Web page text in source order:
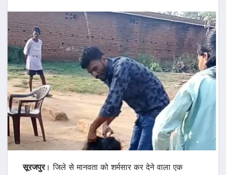
सूरजपुर। जिले से मानवता को शर्मसार कर देने वाला एक